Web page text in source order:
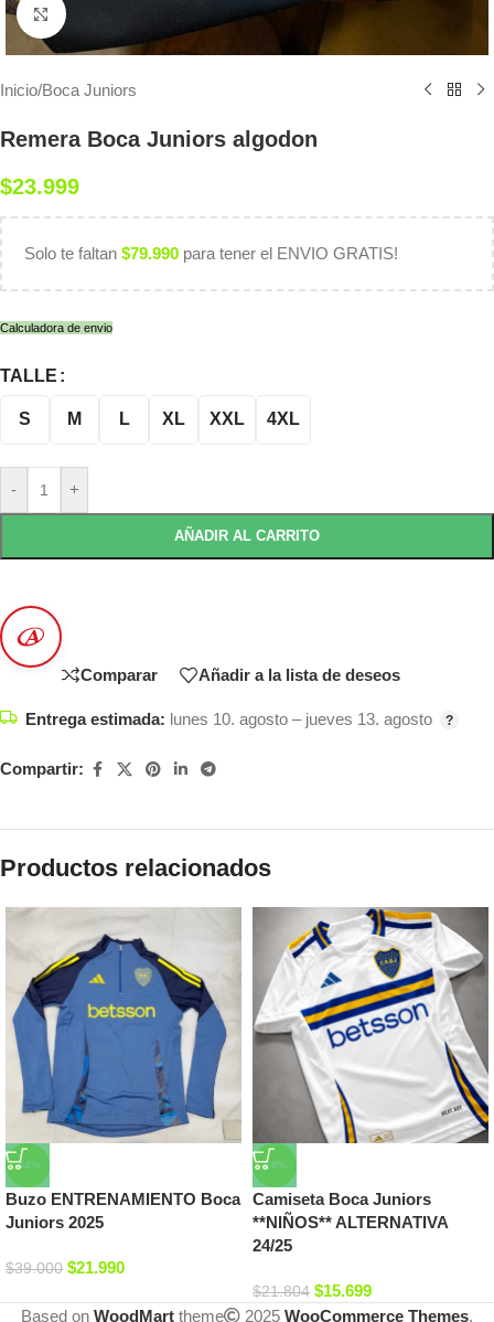
Haga clic para ampliar
Inicio/Boca Juniors
Remera Boca Juniors algodon
$23.999
Solo te faltan $79.990 para tener el ENVIO GRATIS!
Calculadora de envio
TALLE
S M L XL XXL 4XL
- +
AÑADIR AL CARRITO
Comparar Añadir a la lista de deseos
Entrega estimada: lunes 10. agosto – jueves 13. agosto
Compartir:
Productos relacionados
-44%
Buzo ENTRENAMIENTO Boca
Juniors 2025
$39.000 $21.990
-28%
Camiseta Boca Juniors
**NIÑOS** ALTERNATIVA
24/25
$21.804 $15.699
Based on WoodMart theme 2025 WooCommerce Themes.